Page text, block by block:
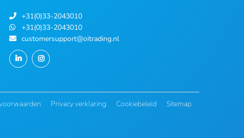
+31(0)33-2043010
+31(0)33-2043010
customersupport@oitrading.nl
Privacy verklaring Cookiebeleid Sitemap